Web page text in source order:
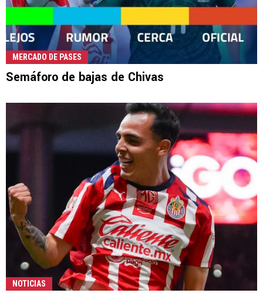
MERCADO DE PASES
Semáforo de bajas de Chivas
NOTICIAS